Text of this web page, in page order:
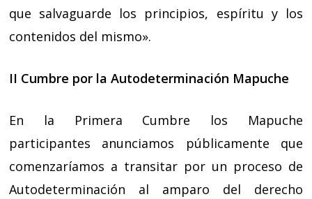
que salvaguarde los principios, espíritu y los
contenidos del mismo».
II Cumbre por la Autodeterminación Mapuche
En la Primera Cumbre los Mapuche
participantes anunciamos públicamente que
comenzaríamos a transitar por un proceso de
Autodeterminación al amparo del derecho